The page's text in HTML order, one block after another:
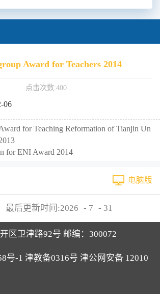
Award for Teachers 2014
点击次数:400
06
for Teaching Reformation of Tianjin Un
for ENI Award 2014
电脑版
最后更新时间:2026 - 7 - 31
区卫津路92号 邮编：300072
号-1 津教备0316号 津公网安备 12010